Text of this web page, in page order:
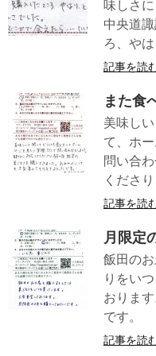
味しさ
中央道
ろ、や
記事を読
また食
美味し
て、ホ
問い合
くださ
記事を読
月限定
飯田の
りをい
おりま
で
記事を読